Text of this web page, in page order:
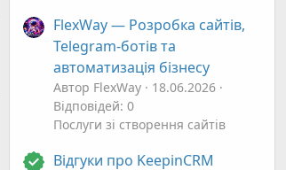
FlexWay — Розробка сайтів,
Telegram-ботів та
автоматизація бізнесу
Автор FlexWay
18.06.2026
Відповідей: 0
Послуги зі створення сайтів
Відгуки про KeepinCRM